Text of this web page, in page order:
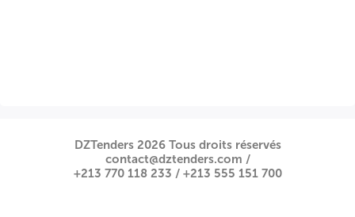
L'Urbanisme De L'architecture et de la construction cité
administrative de la Wilaya de Jijel et devront comprendre
séparément 03 enveloppes : l'enveloppe de l'offre
DZTenders 2026 Tous droits réservés
contact@dztenders.com /
+213 770 118 233 / +213 555 151 700